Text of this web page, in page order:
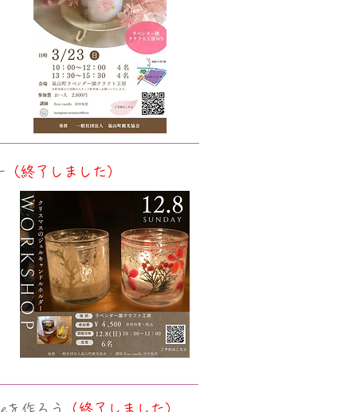
（終了しました）
を作ろう （終了しました）